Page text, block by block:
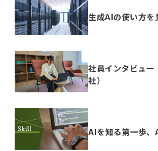
生成AIの使い方を
社員インタビュ
社）
AIを知る第一歩、